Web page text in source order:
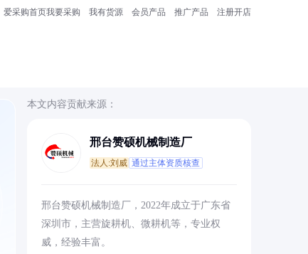
爱采购首页我要采购 我有货源 会员产品 推广产品 注册开店
本文内容贡献来源：
邢台赞硕机械制造厂
法人:刘威 通过主体资质核查
邢台赞硕机械制造厂，2022年成立于广东省
深圳市，主营旋耕机、微耕机等，专业权
威，经验丰富。